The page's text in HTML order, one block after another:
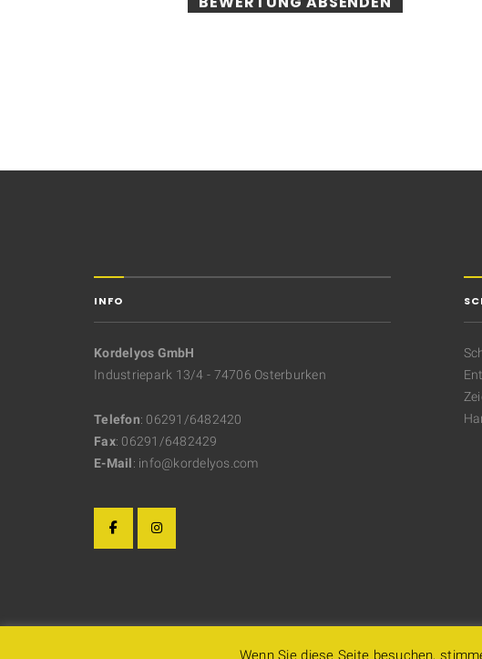
INFO
Kordelyos GmbH
Industriepark 13/4 - 74706 Osterburken
Telefon: 06291/6482420
Fax: 06291/6482429
E-Mail: info@kordelyos.com
Wenn Sie diese Seite besuchen,